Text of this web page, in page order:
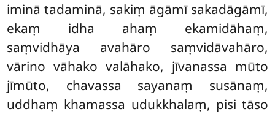
iminā tadaminā, sakiṃ āgāmī sakadāgāmī,
ekaṃ idha ahaṃ ekamidāhaṃ,
saṃvidhāya avahāro saṃvidāvahāro,
vārino vāhako valāhako, jīvanassa mūto
jīmūto, chavassa sayanaṃ susānaṃ,
uddhaṃ khamassa udukkhalaṃ, pisi tāso